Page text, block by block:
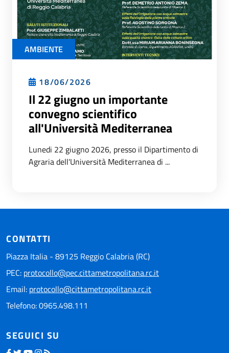
AMBIENTE
18/06/2026
Il 22 giugno un importante
convegno scientifico
all'Università Mediterranea
Lunedi 22 giugno 2026, presso il Dipartimento di
Agraria dell'Università Mediterranea di ...
CONTATTI
Piazza Italia - 89125 Reggio Calabria (RC)
PEC: protocollo@pec.cittametropolitana.rc.it
Email: protocollo@cittametropolitana.rc.it
Telefono: 0965.498.111
SEGUICI SU